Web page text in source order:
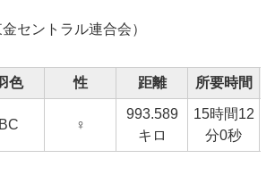
金セントラル連合会）
色 性 距離 所要時間
BC ♀
993.589
キロ
15時間12
分0秒